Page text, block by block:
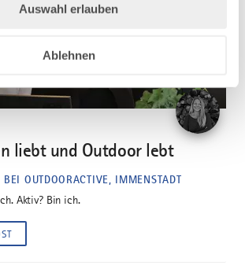
Auswahl erlauben
Ablehnen
liebt und Outdoor lebt
BEI OUTDOORACTIVE, IMMENSTADT
Aktiv? Bin ich.